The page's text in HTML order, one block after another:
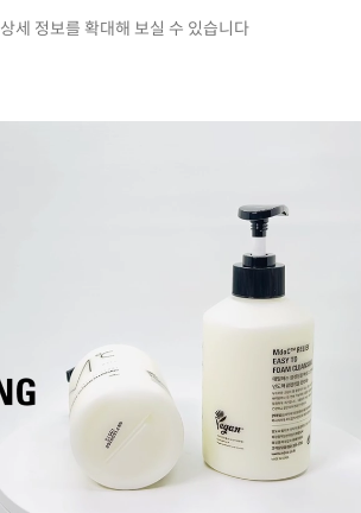
상세 정보를 확대해 보실 수 있습니다